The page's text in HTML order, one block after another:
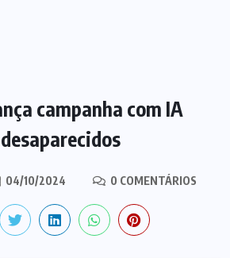
campanha com IA
04/10/2024 0 COMENTÁRIOS